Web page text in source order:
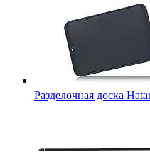
Разделочная доска